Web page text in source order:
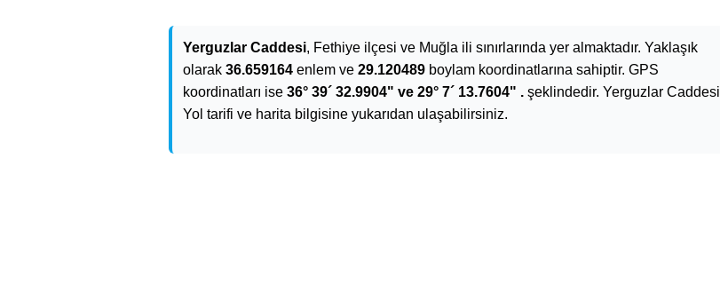
Yerguzlar Caddesi, Fethiye ilçesi ve Muğla ili sınırlarında yer almaktadır. Yaklaşık
olarak 36.659164 enlem ve 29.120489 boylam koordinatlarına sahiptir. GPS
koordinatları ise 36° 39´ 32.9904" ve 29° 7´ 13.7604" . şeklindedir. Yerguzlar Caddesi
Yol tarifi ve harita bilgisine yukarıdan ulaşabilirsiniz.